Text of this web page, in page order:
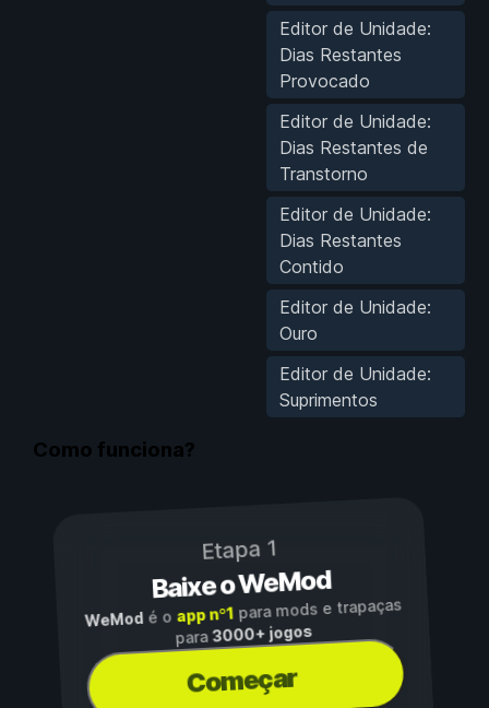
Editor de Unidade:
Dias Restantes
Provocado
Editor de Unidade:
Dias Restantes de
Transtorno
Editor de Unidade:
Dias Restantes
Contido
Editor de Unidade:
Ouro
Editor de Unidade:
Suprimentos
Como funciona?
Etapa 1
Baixe o WeMod
WeModé o app nº1para mods e trapaças
para3000+ jogos
Começar